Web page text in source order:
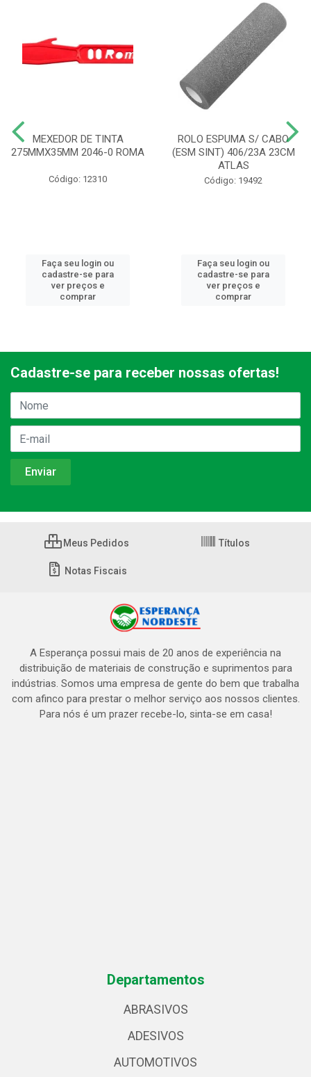
MEXEDOR DE TINTA
275MMX35MM 2046-0 ROMA
Código: 12310
Faça seu login ou
cadastre-se para
ver preços e
comprar
ROLO ESPUMA S/ CABO
(ESM SINT) 406/23A 23CM
ATLAS
Código: 19492
Faça seu login ou
cadastre-se para
ver preços e
comprar
Cadastre-se para receber nossas ofertas!
Meus Pedidos Títulos
Notas Fiscais
A Esperança possui mais de 20 anos de experiência na
distribuição de materiais de construção e suprimentos para
indústrias. Somos uma empresa de gente do bem que trabalha
com afinco para prestar o melhor serviço aos nossos clientes.
Para nós é um prazer recebe-lo, sinta-se em casa!
Departamentos
ABRASIVOS
ADESIVOS
AUTOMOTIVOS